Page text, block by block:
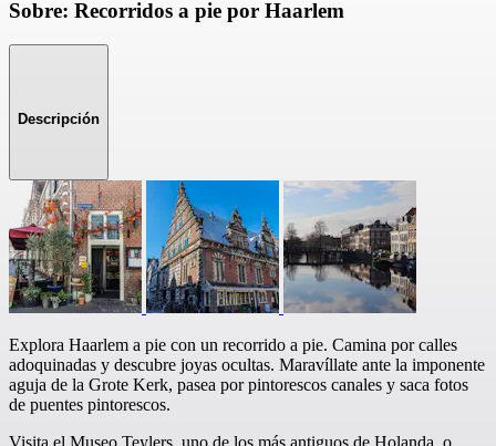
Sobre: Recorridos a pie por Haarlem
Descripción
Explora Haarlem a pie con un recorrido a pie. Camina por calles
adoquinadas y descubre joyas ocultas. Maravíllate ante la imponente
aguja de la Grote Kerk, pasea por pintorescos canales y saca fotos
de puentes pintorescos.
Visita el Museo Teylers, uno de los más antiguos de Holanda, o